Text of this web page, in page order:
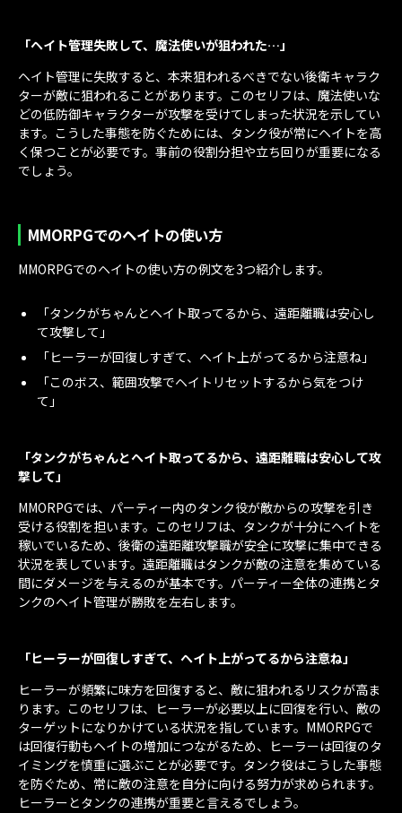
「ヘイト管理失敗して、魔法使いが狙われた…」
ヘイト管理に失敗すると、本来狙われるべきでない後衛キャラク
ターが敵に狙われることがあります。このセリフは、魔法使いな
どの低防御キャラクターが攻撃を受けてしまった状況を示してい
ます。こうした事態を防ぐためには、タンク役が常にヘイトを高
く保つことが必要です。事前の役割分担や立ち回りが重要になる
でしょう。
MMORPGでのヘイトの使い方
MMORPGでのヘイトの使い方の例文を3つ紹介します。
「タンクがちゃんとヘイト取ってるから、遠距離職は安心し
て攻撃して」
「ヒーラーが回復しすぎて、ヘイト上がってるから注意ね」
「このボス、範囲攻撃でヘイトリセットするから気をつけ
て」
「タンクがちゃんとヘイト取ってるから、遠距離職は安心して攻
撃して」
MMORPGでは、パーティー内のタンク役が敵からの攻撃を引き
受ける役割を担います。このセリフは、タンクが十分にヘイトを
稼いでいるため、後衛の遠距離攻撃職が安全に攻撃に集中できる
状況を表しています。遠距離職はタンクが敵の注意を集めている
間にダメージを与えるのが基本です。パーティー全体の連携とタ
ンクのヘイト管理が勝敗を左右します。
「ヒーラーが回復しすぎて、ヘイト上がってるから注意ね」
ヒーラーが頻繁に味方を回復すると、敵に狙われるリスクが高ま
ります。このセリフは、ヒーラーが必要以上に回復を行い、敵の
ターゲットになりかけている状況を指しています。MMORPGで
は回復行動もヘイトの増加につながるため、ヒーラーは回復のタ
イミングを慎重に選ぶことが必要です。タンク役はこうした事態
を防ぐため、常に敵の注意を自分に向ける努力が求められます。
ヒーラーとタンクの連携が重要と言えるでしょう。